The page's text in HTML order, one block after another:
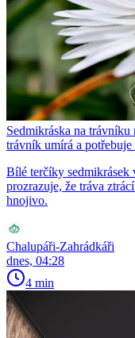
Sedmikráska na
trávník umírá a potřebuje
Bílé terčíky sedmikrásek
prozrazuje, že tráva
hnojivo.
Chalupáři-Zahrádkáři
dnes, 04:28
4 min